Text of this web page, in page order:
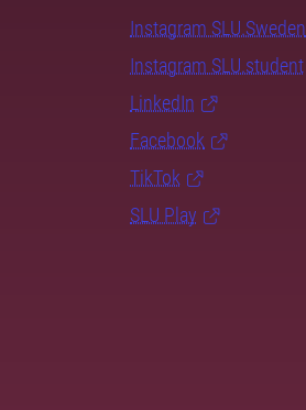
Instagram SLU.Sweden
Instagram SLU.student
LinkedIn
Facebook
TikTok
SLU Play